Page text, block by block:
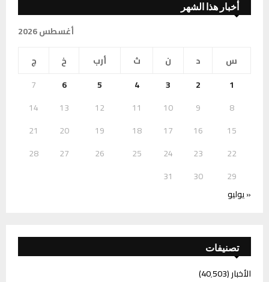
أخبار هذا الشهر
أغسطس 2026
س
د ن ث أرب خ
ج
1
2
3
4
5
6
7
8
9
10
11
12
13
14
15
16
17
18
19
20
21
22
23
24
25
26
27
28
29
30
31
« يوليو
تصنيفات
الأخبار(40٬503)